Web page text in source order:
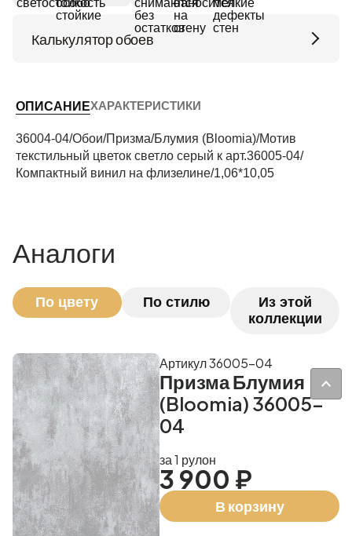
Калькулятор обоев
Периметр комнаты (м)
ОПИСАНИЕХАРАКТЕРИСТИКИ
36004-04/Обои/Призма/Блумия (Bloomia)/Мотив
текстильный цветок светло серый к арт.36005-04/
Компактный винил на флизелине/1,06*10,05
Аналоги
По цвету По стилю
Из этой
коллекции
Призма Блумия
(Bloomia) 36005-
04
Артикул 36005-04
за 1 рулон
3 900 ₽
В корзину